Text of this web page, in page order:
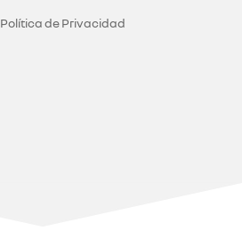
Política de Privacidad